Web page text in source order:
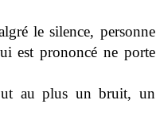
le silence, personne
est prononcé ne porte
au plus un bruit, un